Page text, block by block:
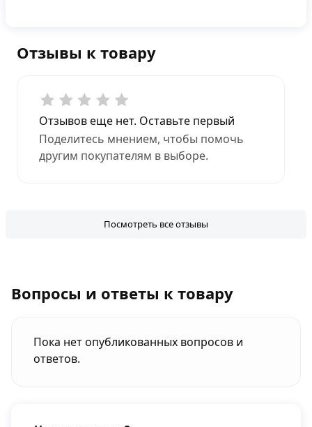
Отзывы к товару
Отзывов еще нет. Оставьте первый
Поделитесь мнением, чтобы помочь
другим покупателям в выборе.
Посмотреть все отзывы
Вопросы и ответы к товару
Пока нет опубликованных вопросов и
ответов.